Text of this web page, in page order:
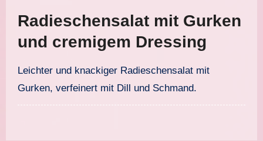
Radieschensalat mit Gurken
und cremigem Dressing
Leichter und knackiger Radieschensalat mit
Gurken, verfeinert mit Dill und Schmand.